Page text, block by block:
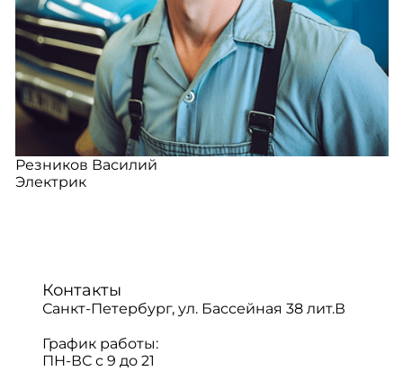
Резников Василий
Электрик
Контакты
Санкт-Петербург, ул. Бассейная 38 лит.В
График работы:
ПН-ВС с 9 до 21